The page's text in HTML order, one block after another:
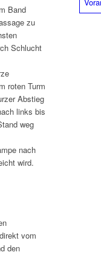
Band
zu
Schlucht
roten Turm
Abstieg
links bis
weg
nach
wird.
vom
den